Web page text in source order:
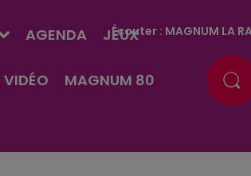
AGENDA JEUX
VIDÉO MAGNUM 80
Écouter : MAGNUM LA